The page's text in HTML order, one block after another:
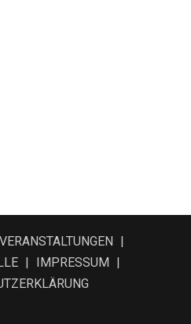
VERANSTALTUNGEN
IMPRESSUM